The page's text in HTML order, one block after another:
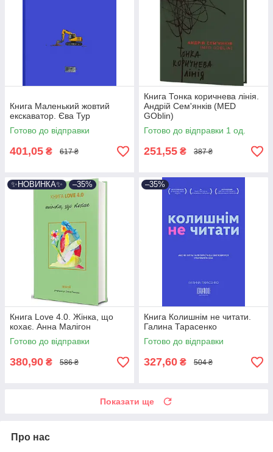
Книга Маленький жовтий
екскаватор. Єва Тур
Готово до відправки
401,05 ₴ 617 ₴
Книга Тонка коричнева лінія.
Андрій Сем'янків (MED
GOblin)
Готово до відправки 1 од.
251,55 ₴ 387 ₴
✨НОВИНКА✨ –35%
Книга Love 4.0. Жінка, що
кохає. Анна Малігон
Готово до відправки
380,90 ₴ 586 ₴
–35%
Книга Колишнім не читати.
Галина Тарасенко
Готово до відправки
327,60 ₴ 504 ₴
Показати ще
Про нас